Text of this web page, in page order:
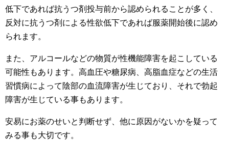
低下であれば抗うつ剤投与前から認められることが多く、
反対に抗うつ剤による性欲低下であれば服薬開始後に認め
られます。
また、アルコールなどの物質が性機能障害を起こしている
可能性もあります。高血圧や糖尿病、高脂血症などの生活
習慣病によって陰部の血流障害が生じており、それで勃起
障害が生じている事もあります。
安易にお薬のせいと判断せず、他に原因がないかを疑って
みる事も大切です。